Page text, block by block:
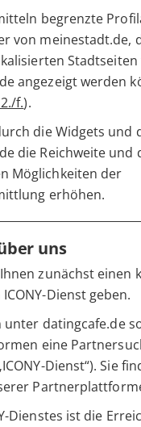
begrenzte
von meinestadt.de,
Stadtseiten
angezeigt werden
f.).
die Widgets und
die Reichweite und
Möglichkeiten der
erhöhen.
uns
zunächst einen
Dienst geben.
datingcafe.de
eine
Dienst“). Sie
Dienstes ist die